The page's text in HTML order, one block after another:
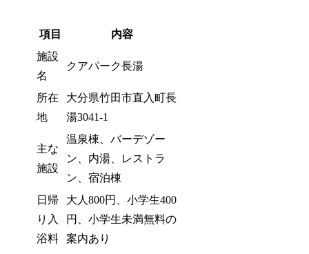
項目
内容
施設
名
クアパーク長湯
所在
地
大分県竹田市直入町長
湯3041-1
主な
施設
温泉棟、バーデゾー
ン、内湯、レストラ
ン、宿泊棟
日帰
り入
浴料
大人800円、小学生400
円、小学生未満無料の
案内あり